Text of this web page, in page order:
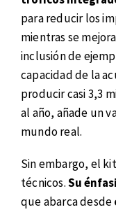
para reducir los
mientras se
inclusión de
capacidad de la
producir casi 3,3
al año, añade un
mundo real.
Sin embargo, el
técnicos.Su
que abarca desde